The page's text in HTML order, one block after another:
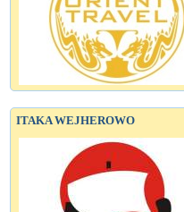
ITAKA WEJHEROWO